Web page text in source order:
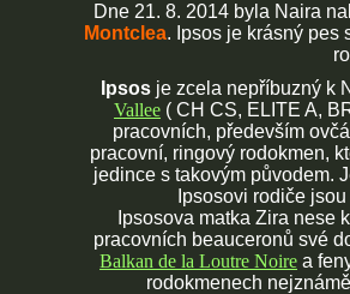
Dne 21. 8. 2014 byla Naira
Montclea. Ipsos je krásný pes
Ipsos je zcela nepříbuzný k
Vallee ( CH CS, ELITE A,
pracovních, především
pracovní, ringový rodokmen,
jedince s takovým původem.
Ipsosovi rodiče
Ipsosova matka Zira nese
pracovních beauceronů své
Balkan de la Loutre Noire a
rodokmenech